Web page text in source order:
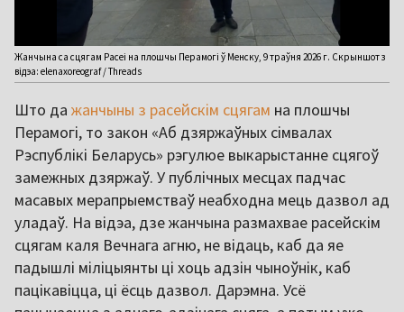
Жанчына са сцягам Расеі на плошчы Перамогі ў Менску, 9 траўня 2026 г. Скрыншот з
відэа: elenaxoreograf / Threads
Што да жанчыны з расейскім сцягам на плошчы
Перамогі, то закон «Аб дзяржаўных сімвалах
Рэспублікі Беларусь» рэгулюе выкарыстанне сцягоў
замежных дзяржаў. У публічных месцах падчас
масавых мерапрыемстваў неабходна мець дазвол ад
уладаў. На відэа, дзе жанчына размахвае расейскім
сцягам каля Вечнага агню, не відаць, каб да яе
падышлі міліцыянты ці хоць адзін чыноўнік, каб
пацікавіцца, ці ёсць дазвол. Дарэмна. Усё